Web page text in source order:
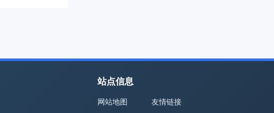
站点信息
网站地图 友情链接